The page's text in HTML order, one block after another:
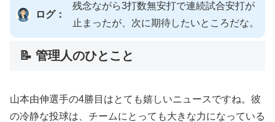
ログ：
残念ながら3打数無安打で連続試合安打が
止まったが、次に期待したいところだな。
📝 管理人のひとこと
山本由伸選手の4勝目はとても嬉しいニュースですね。彼
の冷静な投球は、チームにとっても大きな力になっている